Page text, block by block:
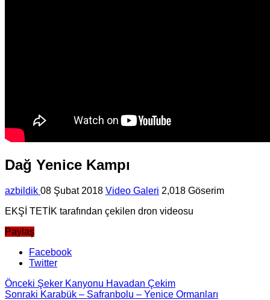
Dağ Yenice Kampı
azbildik 08 Şubat 2018 Video Galeri 2,018 Göserim
EKŞİ TETİK tarafından çekilen dron videosu
Paylaş
Facebook
Twitter
Önceki Şeker Kanyonu Havadan Çekim
Sonraki Karabük – Safranbolu – Yenice Ormanları